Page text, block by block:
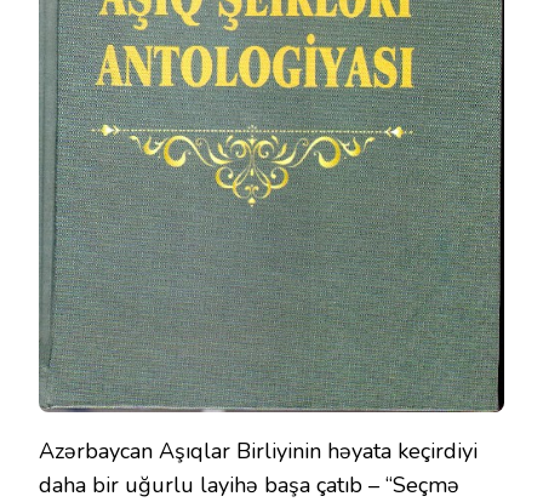
Azərbaycan Aşıqlar Birliyinin həyata keçirdiyi
daha bir uğurlu layihə başa çatıb – “Seçmə